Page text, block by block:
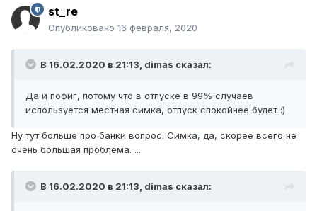
st_re
Опубликовано 16 февраля, 2020
В 16.02.2020 в 21:13, dimas сказал:
Да и пофиг, потому что в отпуске в 99% случаев
используется местная симка, отпуск спокойнее будет :)
Ну тут больше про банки вопрос. Симка, да, скорее всего не
очень большая проблема. ...
В 16.02.2020 в 21:13, dimas сказал: